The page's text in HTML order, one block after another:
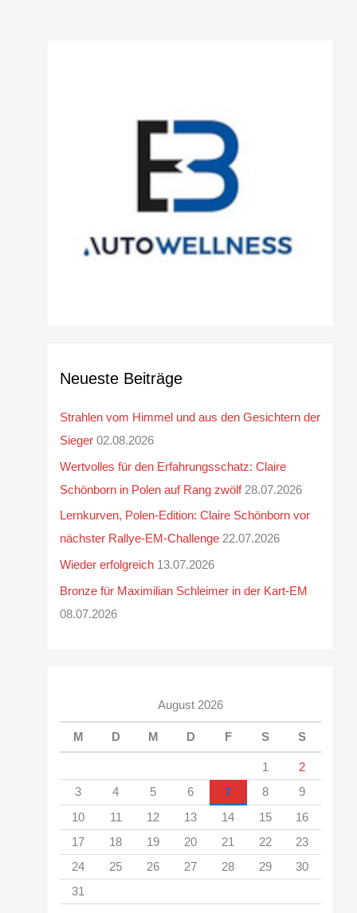
Neueste Beiträge
Strahlen vom Himmel und aus den Gesichtern der
Sieger 02.08.2026
Wertvolles für den Erfahrungsschatz: Claire
Schönborn in Polen auf Rang zwölf 28.07.2026
Lernkurven, Polen-Edition: Claire Schönborn vor
nächster Rallye-EM-Challenge 22.07.2026
Wieder erfolgreich 13.07.2026
Bronze für Maximilian Schleimer in der Kart-EM
08.07.2026
August 2026
M D M D F S S
1
2
3
4 5 6 7 8
9
10
11 12 13 14 15
16
17
18 19 20 21 22
23
24
25 26 27 28 29
30
31